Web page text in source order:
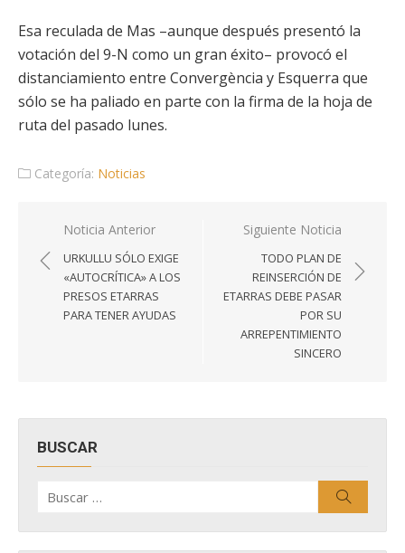
Esa reculada de Mas –aunque después presentó la
votación del 9-N como un gran éxito– provocó el
distanciamiento entre Convergència y Esquerra que
sólo se ha paliado en parte con la firma de la hoja de
ruta del pasado lunes.
Categoría: Noticias
Navegación
de
entradas
Noticia Anterior
URKULLU SÓLO EXIGE
«AUTOCRÍTICA» A LOS
PRESOS ETARRAS
PARA TENER AYUDAS
Siguiente Noticia
TODO PLAN DE
REINSERCIÓN DE
ETARRAS DEBE PASAR
POR SU
ARREPENTIMIENTO
SINCERO
BUSCAR
por: